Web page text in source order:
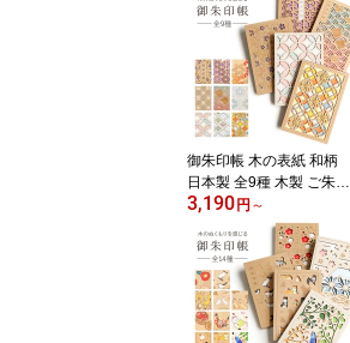
人用 箸セット おまかせ
メンズ レディース お得
買い回り 自宅用 業務用
普段使い おしゃれ 和 使
いやすい 持ちやすい ま
とめ買い 合わせ買い 買
い回り
御朱印帳 木の表紙 和柄
日本製 全9種 木製 ご朱印
帳 蛇腹式 CRU-CIAL ク
ルーシャル 花柄 麻の葉
青海波 千鳥 七宝 花菱 カ
ラフル かわいい おしゃ
れ モダン 大人 B6 御朱印
朱印帳 レーザー加工 透
かし彫り プレゼント
3,190 円 ～